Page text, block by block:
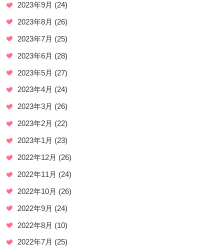
2023年9月 (24)
2023年8月 (26)
2023年7月 (25)
2023年6月 (28)
2023年5月 (27)
2023年4月 (24)
2023年3月 (26)
2023年2月 (22)
2023年1月 (23)
2022年12月 (26)
2022年11月 (24)
2022年10月 (26)
2022年9月 (24)
2022年8月 (10)
2022年7月 (25)